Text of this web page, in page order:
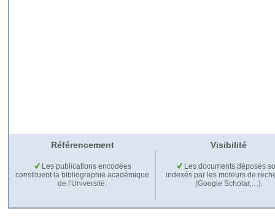
Référencement Visibilité
Les publications encodées
constituent la bibliographie académique
de l'Université.
Les documents déposés
indexés par les moteurs de
(Google Scholar,…).